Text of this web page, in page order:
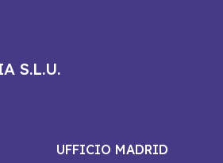
S.L.U.
UFFICIO MADRID